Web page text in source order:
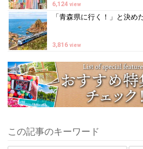
6,124 view
「青森県に行く！」と決め
3,816 view
この記事のキーワード